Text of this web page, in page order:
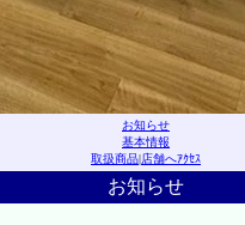
お知らせ
基本情報
取扱商品|店舗へｱｸｾｽ
お知らせ